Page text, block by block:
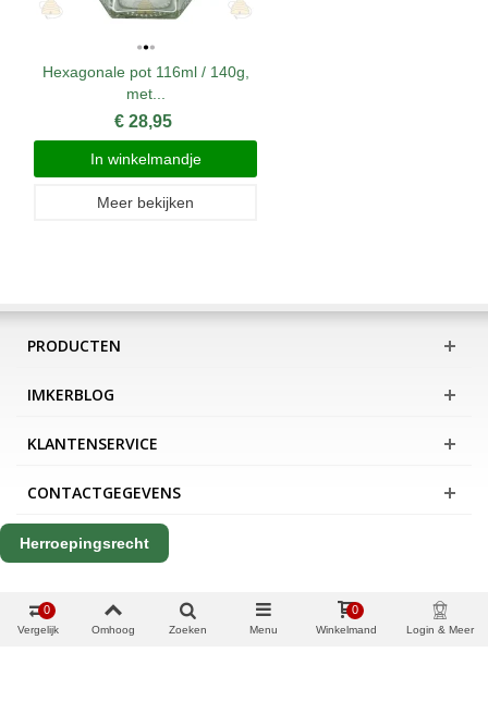
Hexagonale pot 116ml / 140g,
met...
€ 28,95
In winkelmandje
Meer bekijken
PRODUCTEN
IMKERBLOG
KLANTENSERVICE
CONTACTGEGEVENS
Herroepingsrecht
Vergelijk
0
Omhoog Zoeken Menu Winkelmand
0
Login & Meer